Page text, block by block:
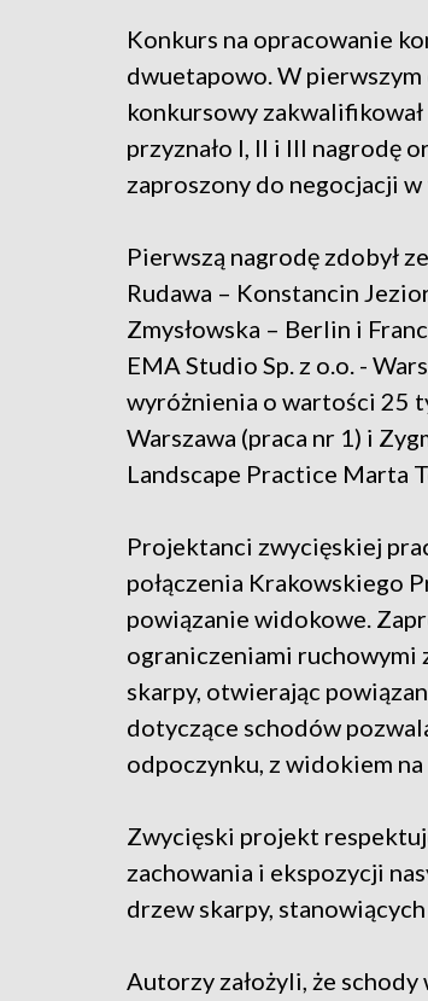
Konkurs na opracowanie
dwuetapowo. W pierwszym
konkursowy
przyznało I, II i III nagrodę
zaproszony do negocjacji
Pierwszą nagrodę zdobył
Rudawa – Konstancin
Zmysłowska – Berlin i
EMA Studio Sp. z o.o. -
wyróżnienia o wartości 25
Warszawa (praca nr 1) i
Landscape Practice Marta
Projektanci zwycięskiej
połączenia Krakowskiego
powiązanie widokowe.
ograniczeniami ruchowymi
skarpy, otwierając
dotyczące schodów
odpoczynku, z widokiem
Zwycięski projekt
zachowania i ekspozycji
drzew skarpy,
Autorzy założyli, że